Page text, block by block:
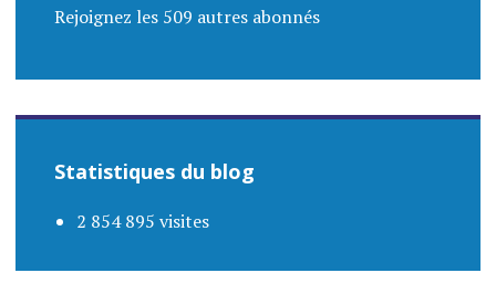
Rejoignez les 509 autres abonnés
Statistiques du blog
2 854 895 visites